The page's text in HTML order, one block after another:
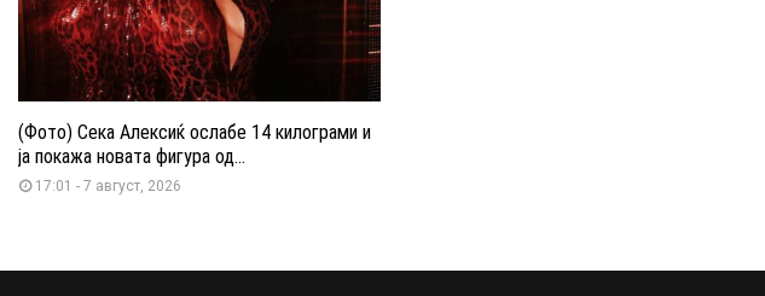
(Фото) Сека Алексиќ ослабе 14 килограми и
ја покажа новата фигура од...
17:01 - 7 август, 2026